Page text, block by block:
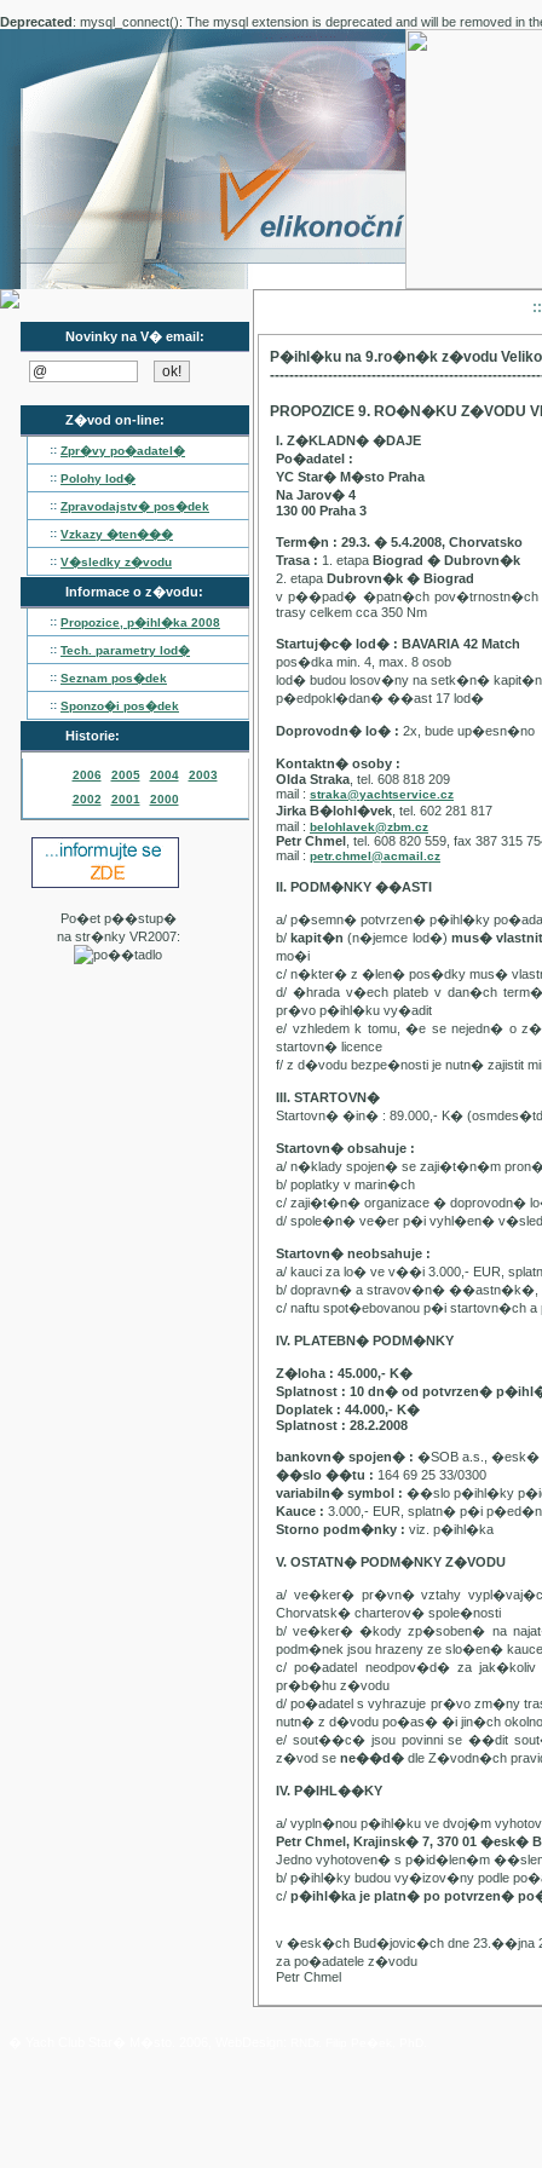
Deprecated: mysql_connect(): The mysql extension is deprecated and will be removed in
Novinky na V� email:
Z�vod on-line:
:: Zpr�vy po�adatel�
:: Polohy lod�
:: Zpravodajstv� pos�dek
:: Vzkazy �ten���
:: V�sledky z�vodu
Informace o z�vodu:
:: Propozice, p�ihl�ka 2008
:: Tech. parametry lod�
:: Seznam pos�dek
:: Sponzo�i pos�dek
Historie:
2006 2005 2004
2003
2002
2001 2000
Po�et p��stup�
na str�nky VR2007:
P�ihl�ku na 9.ro�n�k z�vodu
PROPOZICE 9. RO�N�KU Z�VODU
I. Z�KLADN� �DAJE
Po�adatel :
YC Star� M�sto Praha
Na Jarov� 4
130 00 Praha 3
Term�n : 29.3. � 5.4.2008, Chorvatsko
Trasa : 1. etapa Biograd � Dubrovn�k
2. etapa Dubrovn�k � Biograd
v p��pad� �patn�ch pov�trnostn�ch
trasy celkem cca 350 Nm
Startuj�c� lod� : BAVARIA 42 Match
pos�dka min. 4, max. 8 osob
lod� budou losov�ny na setk�n�
p�edpokl�dan� ��ast 17 lod�
Doprovodn� lo� : 2x, bude up�esn�no
Kontaktn� osoby :
Olda Straka , tel. 608 818 209
mail : straka@yachtservice.cz
Jirka B�lohl�vek , tel. 602 281 817
mail : belohlavek@zbm.cz
Petr Chmel , tel. 608 820 559, fax 387 315
mail : petr.chmel@acmail.cz
II. PODM�NKY ��ASTI
a/ p�semn� potvrzen� p�ihl�ky
b/kapit�n(n�jemce lod�) mus�
mo�i
c/ n�kter� z �len� pos�dky mus�
d/ �hrada v�ech plateb v dan�ch
pr�vo p�ihl�ku vy�adit
e/ vzhledem k tomu, �e se nejedn� o
startovn� licence
f/ z d�vodu bezpe�nosti je nutn� zajistit
III. STARTOVN�
Startovn� �in� : 89.000,- K�
Startovn� obsahuje :
a/ n�klady spojen� se zaji�t�n�m
b/ poplatky v marin�ch
c/ zaji�t�n� organizace � doprovodn�
d/ spole�n� ve�er p�i vyhl�en�
Startovn� neobsahuje :
a/ kauci za lo� ve v��i 3.000,- EUR,
b/ dopravn� a stravov�n� ��astn�k�,
c/ naftu spot�ebovanou p�i startovn�ch
IV. PLATEBN� PODM�NKY
Z�loha : 45.000,- K�
Splatnost : 10 dn� od potvrzen�
Doplatek : 44.000,- K�
Splatnost : 28.2.2008
bankovn� spojen� : �SOB a.s., �esk�
��slo ��tu : 164 69 25 33/0300
variabiln� symbol : ��slo p�ihl�ky
Kauce : 3.000,- EUR, splatn� p�i
Storno podm�nky : viz. p�ihl�ka
V. OSTATN� PODM�NKY Z�VODU
a/ ve�ker� pr�vn� vztahy
Chorvatsk� charterov� spole�nosti
b/ ve�ker� �kody zp�soben� na
podm�nek jsou hrazeny ze slo�en� kauce
c/ po�adatel neodpov�d� za
pr�b�hu z�vodu
d/ po�adatel s vyhrazuje pr�vo zm�ny
nutn� z d�vodu po�as� �i jin�ch
e/ sout��c� jsou povinni se ��dit
z�vod se ne��d� dle Z�vodn�ch
IV. P�IHL��KY
a/ vypln�nou p�ihl�ku ve dvoj�m
Petr Chmel, Krajinsk� 7, 370 01 �esk�
Jedno vyhotoven� s p�id�len�m
b/ p�ihl�ky budou vy�izov�ny podle
c/ p�ihl�ka je platn� po potvrzen�
v �esk�ch Bud�jovic�ch dne 23.��jna
za po�adatele z�vodu
Petr Chmel